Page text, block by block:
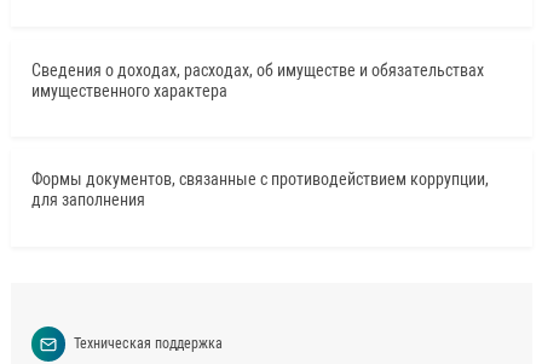
Сведения о доходах, расходах, об имуществе и обязательствах
имущественного характера
Формы документов, связанные с противодействием коррупции,
для заполнения
Техническая поддержка